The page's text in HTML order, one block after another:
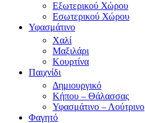
Εξωτερικού Χώρου
Εσωτερικού Χώρου
Υφασμάτινο
Χαλί
Μαξιλάρι
Κουρτίνα
Παιχνίδι
Δημιουργικό
Κήπου – Θάλασσας
Υφασμάτινο – Λούτρινο
Φαγητό